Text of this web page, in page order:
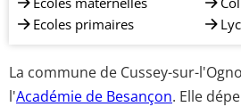
Ecoles primaires
La commune de Cussey-sur-
l'Académie de Besançon. Elle